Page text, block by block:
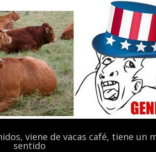
viene de vacas café, tiene un
sentido